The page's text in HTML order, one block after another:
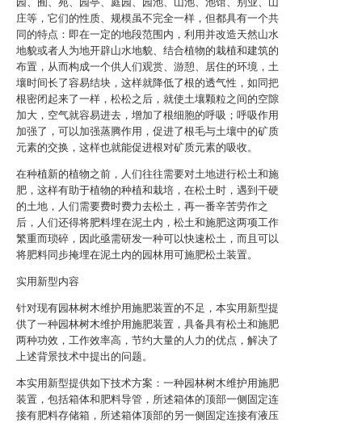
庄等，它们的性质、规模虽不完全一样，但都具有一个共
同的特点：即在一定的地段范围内，利用并改造天然山水
地貌或者人为地开辟山水地貌、结合植物的栽植和建筑的
布置，从而构成一个供人们观赏、游憩、居住的环境，土
壤时间长了容易结块，这样就降低了根的透气性，如同把
根密闭起来了一样，松松之后，就使土壤颗粒之间的空隙
加大，空气就容易进去，增加了根细胞的呼吸；呼吸作用
加强了，可以加强蒸腾作用，促进了根毛与土壤中的矿质
元素的交换，这样也就能促进根对矿质元素的吸收。
在种植新的植物之前，人们往往需要对土地进行松土和施
肥，这样有助于植物的种植和栽培，在松土时，遇到干硬
的土地，人们需要费时费力去松土，再一番辛苦劳作之
后，人们还得将肥料埋在泥土内，松土和施肥这两项工作
繁重而琐碎，因此亟需研发一种可以快速松土，而且可以
将肥料同步掩埋在泥土内的园林用可施肥松土装置。
实用新型内容
针对现有园林树木维护用施肥装置的不足，本实用新型提
供了一种园林树木维护用施肥装置，具备具有松土和施肥
两种功效，工作效率高，节约大量的人力的优点，解决了
上述背景技术中提出的问题。
本实用新型提供如下技术方案：一种园林树木维护用施肥
装置，包括箱体和肥料导管，所述箱体的顶部一侧固定连
接有肥料存储箱，所述箱体顶部的另一侧固定连接有液压